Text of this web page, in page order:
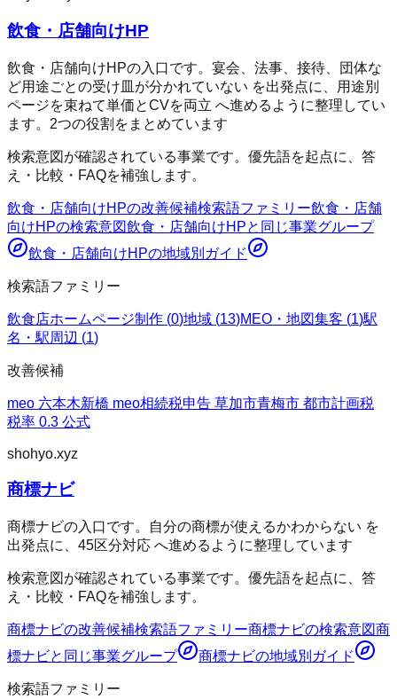
飲食・店舗向けHP
飲食・店舗向けHPの入口です。宴会、法事、接待、団体な
ど用途ごとの受け皿が分かれていない を出発点に、用途別
ページを束ねて単価とCVを両立 へ進めるように整理してい
ます。2つの役割をまとめています
検索意図が確認されている事業です。優先語を起点に、答
え・比較・FAQを補強します。
飲食・店舗向けHPの改善候補検索語ファミリー飲食・店舗
向けHPの検索意図飲食・店舗向けHPと同じ事業グループ
飲食・店舗向けHPの地域別ガイド
検索語ファミリー
飲食店ホームページ制作 (0)地域 (13)MEO・地図集客 (1)駅
名・駅周辺 (1)
改善候補
meo 六本木新橋 meo相続税申告 草加市青梅市 都市計画税
税率 0.3 公式
shohyo.xyz
商標ナビ
商標ナビの入口です。自分の商標が使えるかわからない を
出発点に、45区分対応 へ進めるように整理しています
検索意図が確認されている事業です。優先語を起点に、答
え・比較・FAQを補強します。
商標ナビの改善候補検索語ファミリー商標ナビの検索意図商
標ナビと同じ事業グループ 商標ナビの地域別ガイド
検索語ファミリー